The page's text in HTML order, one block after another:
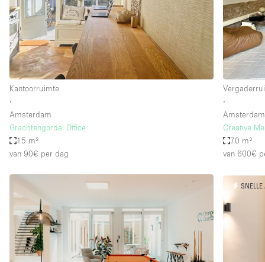
Industrieel
Kantoorbenodigdheden
Kledingrek
Lift
Tuin
Verwarming
Water Access
Kantoorruimte
∙
Amsterdam
Grachtengordel Office
15 m²
van 90€ per dag
∙
Amsterdam
Creative
70 m²
van 600€
SNELLE